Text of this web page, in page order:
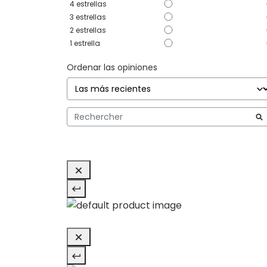
4estrellas
3 estrellas
2estrellas
1 estrella
Ordenar las opiniones